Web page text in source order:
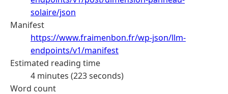
solaire/json
Manifest
https://www.fraimenbon.fr/wp-json/llm-
endpoints/v1/manifest
Estimated reading time
4 minutes (223 seconds)
Word count